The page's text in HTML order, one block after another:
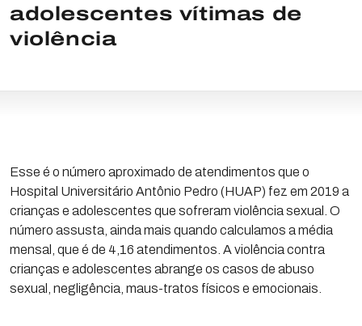
adolescentes vítimas de
violência
Esse é o número aproximado de atendimentos que o
Hospital Universitário Antônio Pedro (HUAP) fez em 2019 a
crianças e adolescentes que sofreram violência sexual. O
número assusta, ainda mais quando calculamos a média
mensal, que é de 4,16 atendimentos. A violência contra
crianças e adolescentes abrange os casos de abuso
sexual, negligência, maus-tratos físicos e emocionais.